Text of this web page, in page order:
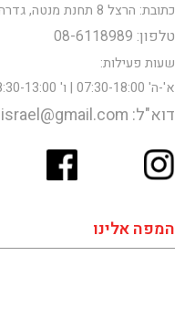
כתובת: הרצל 8 תחנת מנטה, גדרה
טלפון: 08-6118989
שעות פעילות:
א'-ה' 07:30-18:00 | ו' 08:30-13:00
דוא"ל: topspeedisrael@gmail.com
המפה אלינו